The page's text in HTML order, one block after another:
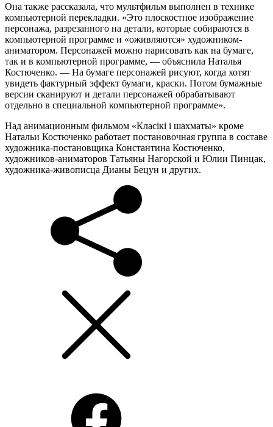
Она также рассказала, что мультфильм выполнен в технике
компьютерной перекладки. «Это плоскостное изображение
персонажа, разрезанного на детали, которые собираются в
компьютерной программе и «оживляются» художником-
аниматором. Персонажей можно нарисовать как на бумаге,
так и в компьютерной программе, — объяснила Наталья
Костюченко. — На бумаге персонажей рисуют, когда хотят
увидеть фактурный эффект бумаги, краски. Потом бумажные
версии сканируют и детали персонажей обрабатывают
отдельно в специальной компьютерной программе».
Над анимационным фильмом «Класікі і шахматы» кроме
Натальи Костюченко работает постановочная группа в составе
художника-постановщика Константина Костюченко,
художников-аниматоров Татьяны Нагорской и Юлии Пинцак,
художника-живописца Дианы Бецун и других.